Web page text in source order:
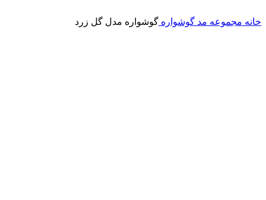
خانه مجموعه مد گوشواره گوشواره مدل گل زرد